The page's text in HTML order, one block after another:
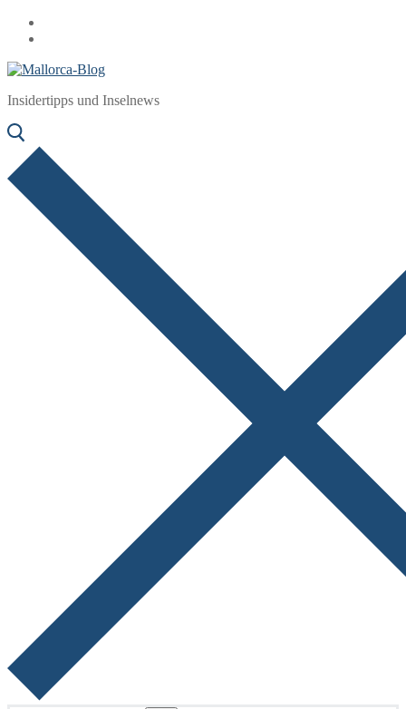
Zum
Inhalt
Menü
Schließen
Insidertipps und Inselnews